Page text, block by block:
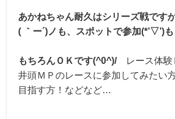
あかねちゃん耐久はシリーズ戦です
( ｀ー´)ノも、スポットで参加(*’▽’)も
もちろんＯＫです(^0^)/
レース体験
井頭ＭＰのレースに参加してみたい
目指す方！などなど…